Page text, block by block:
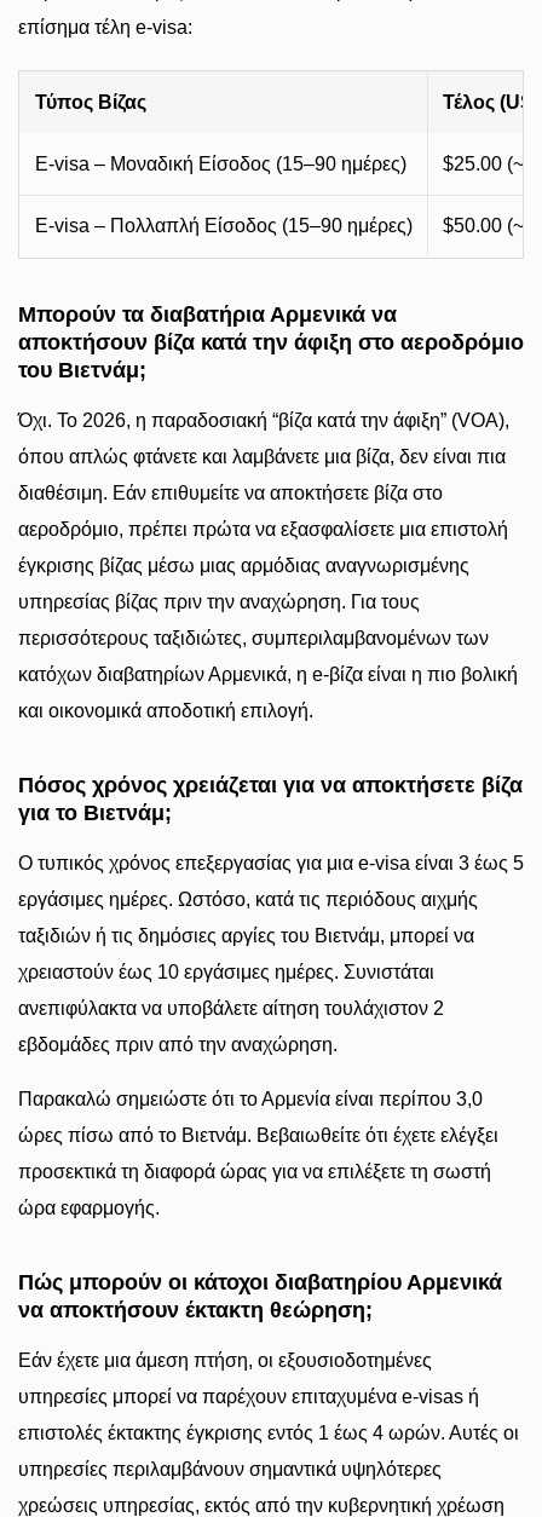
επίσημα τέλη e-visa:
Τύπος Βίζας Τέλος
E-visa – Μοναδική Είσοδος (15–90 ημέρες) $25.00
E-visa – Πολλαπλή Είσοδος (15–90 ημέρες) $50.00
Μπορούν τα διαβατήρια Αρμενικά να
αποκτήσουν βίζα κατά την άφιξη στο αεροδρόμιο
του Βιετνάμ;
Όχι. Το 2026, η παραδοσιακή “βίζα κατά την άφιξη” (VOA),
όπου απλώς φτάνετε και λαμβάνετε μια βίζα, δεν είναι πια
διαθέσιμη. Εάν επιθυμείτε να αποκτήσετε βίζα στο
αεροδρόμιο, πρέπει πρώτα να εξασφαλίσετε μια επιστολή
έγκρισης βίζας μέσω μιας αρμόδιας αναγνωρισμένης
υπηρεσίας βίζας πριν την αναχώρηση. Για τους
περισσότερους ταξιδιώτες, συμπεριλαμβανομένων των
κατόχων διαβατηρίων Αρμενικά, η e-βίζα είναι η πιο βολική
και οικονομικά αποδοτική επιλογή.
Πόσος χρόνος χρειάζεται για να αποκτήσετε βίζα
για το Βιετνάμ;
Ο τυπικός χρόνος επεξεργασίας για μια e-visa είναι 3 έως 5
εργάσιμες ημέρες. Ωστόσο, κατά τις περιόδους αιχμής
ταξιδιών ή τις δημόσιες αργίες του Βιετνάμ, μπορεί να
χρειαστούν έως 10 εργάσιμες ημέρες. Συνιστάται
ανεπιφύλακτα να υποβάλετε αίτηση τουλάχιστον 2
εβδομάδες πριν από την αναχώρηση.
Παρακαλώ σημειώστε ότι το Αρμενία είναι περίπου 3,0
ώρες πίσω από το Βιετνάμ. Βεβαιωθείτε ότι έχετε ελέγξει
προσεκτικά τη διαφορά ώρας για να επιλέξετε τη σωστή
ώρα εφαρμογής.
Πώς μπορούν οι κάτοχοι διαβατηρίου Αρμενικά
να αποκτήσουν έκτακτη θεώρηση;
Εάν έχετε μια άμεση πτήση, οι εξουσιοδοτημένες
υπηρεσίες μπορεί να παρέχουν επιταχυμένα e-visas ή
επιστολές έκτακτης έγκρισης εντός 1 έως 4 ωρών. Αυτές οι
υπηρεσίες περιλαμβάνουν σημαντικά υψηλότερες
χρεώσεις υπηρεσίας, εκτός από την κυβερνητική χρέωση